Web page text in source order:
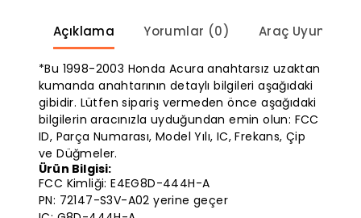
Açıklama Yorumlar (0) Araç
*Bu 1998-2003 Honda Acura anahtarsız uzaktan
kumanda anahtarının detaylı bilgileri aşağıdaki
gibidir. Lütfen sipariş vermeden önce aşağıdaki
bilgilerin aracınızla uyduğundan emin olun: FCC
ID, Parça Numarası, Model Yılı, IC, Frekans, Çip
ve Düğmeler.
Ürün Bilgisi:
FCC Kimliği: E4EG8D-444H-A
PN: 72147-S3V-A02 yerine geçer